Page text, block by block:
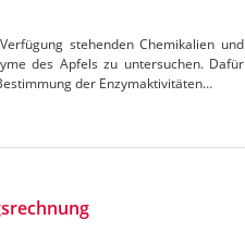
stehenden Chemikalien und
des Apfels zu untersuchen. Dafür
der Enzymaktivitäten…